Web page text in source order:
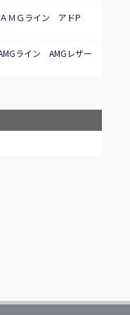
ＭＧライン アドP
ライン AMGレザー